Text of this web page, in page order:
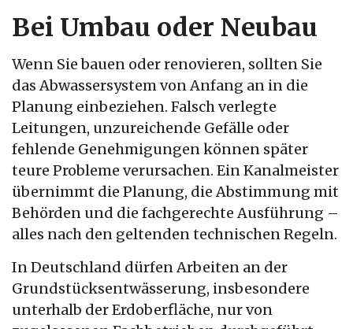
Bei Umbau oder Neubau
Wenn Sie bauen oder renovieren, sollten Sie
das Abwassersystem von Anfang an in die
Planung einbeziehen. Falsch verlegte
Leitungen, unzureichende Gefälle oder
fehlende Genehmigungen können später
teure Probleme verursachen. Ein Kanalmeister
übernimmt die Planung, die Abstimmung mit
Behörden und die fachgerechte Ausführung –
alles nach den geltenden technischen Regeln.
In Deutschland dürfen Arbeiten an der
Grundstücksentwässerung, insbesondere
unterhalb der Erdoberfläche, nur von